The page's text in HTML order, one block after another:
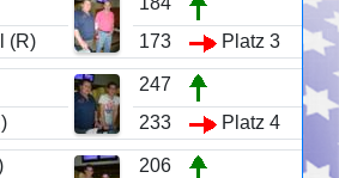
(R)
173 Platz 3
247
233 Platz 4
206